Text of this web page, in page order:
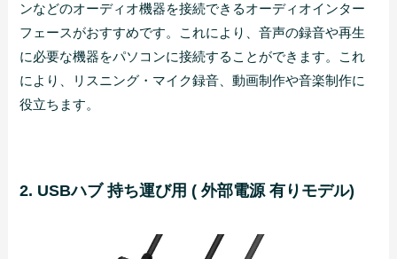
ンなどのオーディオ機器を接続できるオーディオインター
フェースがおすすめです。これにより、音声の録音や再生
に必要な機器をパソコンに接続することができます。これ
により、リスニング・マイク録音、動画制作や音楽制作に
役立ちます。
2. USBハブ 持ち運び用 ( 外部電源 有りモデル)